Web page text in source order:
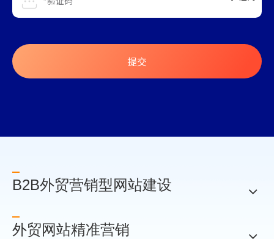
提交
B2B外贸营销型网站建设
外贸网站精准营销